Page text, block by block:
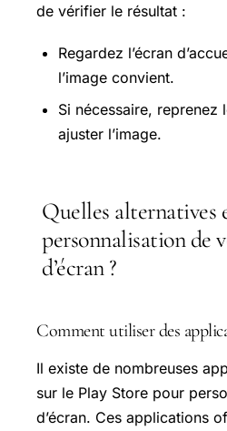
de vérifier le résultat :
Regardez l’écran
l’image convient.
Si nécessaire, reprenez
ajuster l’image.
Quelles alternatives
personnalisation de
d’écran ?
Comment utiliser des
Il existe de nombreuses
sur le Play Store pour
d’écran. Ces applications